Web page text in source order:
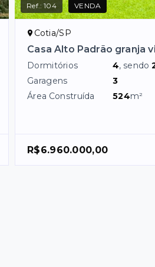
Ref.:104 VENDA
Cotia/SP
Casa Alto Padrão granja
Dormitórios 4, sendo
Garagens
3
Área Construída
524m²
R$6.960.000,00